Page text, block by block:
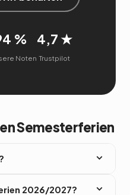
%
Noten
4,7 ★
Trustpilot
Semesterferien
2026/2027?